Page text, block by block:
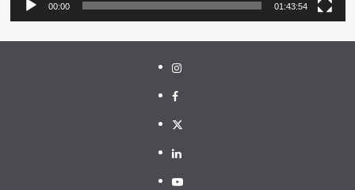
00:00 01:43:54
Instagram
Facebook
Twitter
Linkedin
Youtube